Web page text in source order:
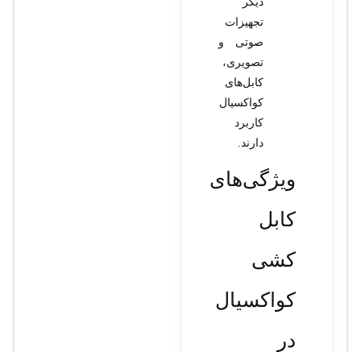
تجهیزات
صوتی و
تصویری،
کابل‌های
کواکسیال
کاربرد
دارند.
ویژگی‌های
کابل
کشی
کواکسیال
در